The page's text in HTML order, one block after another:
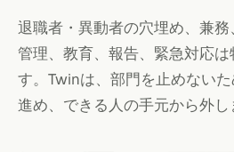
退職者・異動者の穴埋め、兼務
管理、教育、報告、緊急対応は
す。Twinは、部門を止めない
進め、できる人の手元から外し